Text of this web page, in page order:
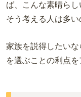
ば、こんな素晴らし
そう考える人は多い
家族を説得したい
を選ぶことの利点を